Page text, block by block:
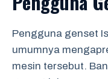
Pengguna genset
umumnya
mesin tersebut.